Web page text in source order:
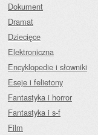
Dokument
Dramat
Dziecięce
Elektroniczna
Encyklopedie i słowniki
Eseje i felietony
Fantastyka i horror
Fantastyka i s-f
Film